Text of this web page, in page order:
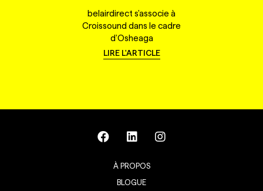
belairdirect s'associe à
Croissound dans le cadre
d'Osheaga
LIRE L'ARTICLE
À PROPOS
BLOGUE